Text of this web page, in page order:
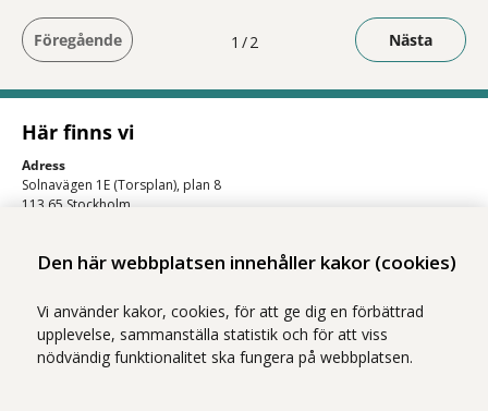
Den här webbplatsen innehåller kakor (cookies)
Vi använder kakor, cookies, för att ge dig en förbättrad
upplevelse, sammanställa statistik och för att viss
nödvändig funktionalitet ska fungera på webbplatsen.
Föregående Du är på sida
1 2 Nästa
Här finns vi
Adress
Solnavägen 1E (Torsplan), plan 8
113 65 Stockholm